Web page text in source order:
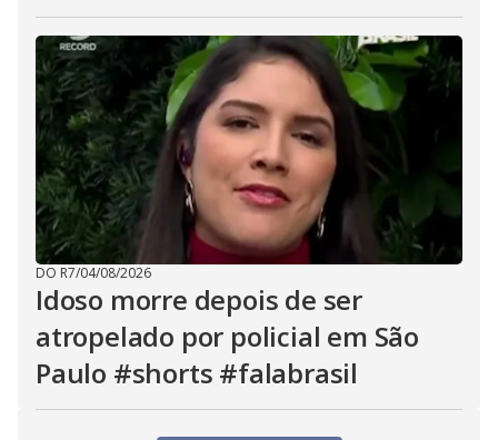
DO R7/04/08/2026
Idoso morre depois de ser
atropelado por policial em São
Paulo #shorts #falabrasil